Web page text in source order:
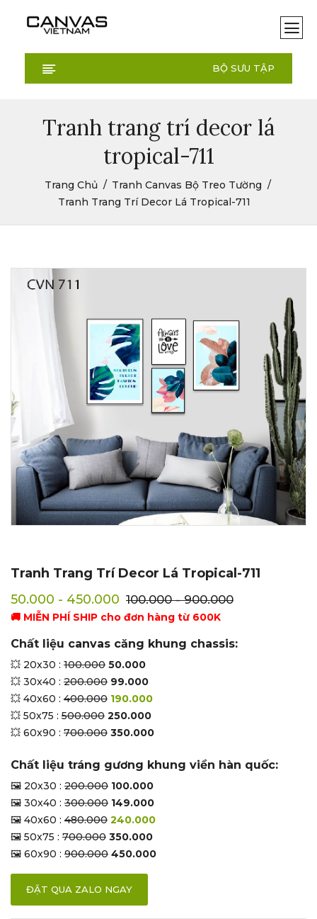
BỘ SƯU TẬP
Tranh trang trí decor lá
tropical-711
Trang Chủ
Tranh Canvas Bộ Treo Tường
Tranh Trang Trí Decor Lá Tropical-711
Tranh Trang Trí Decor Lá Tropical-711
50.000 - 450.000 100.000 - 900.000
🚚 MIỄN PHÍ SHIP cho đơn hàng từ 600K
Chất liệu canvas căng khung chassis:
💥 20x30 : 100.000 50.000
💥 30x40 : 200.000 99.000
💥 40x60 : 400.000 190.000
💥 50x75 : 500.000 250.000
💥 60x90 : 700.000 350.000
Chất liệu tráng gương khung viền hàn quốc:
🖼 20x30 : 200.000 100.000
🖼 30x40 : 300.000 149.000
🖼 40x60 : 480.000 240.000
🖼 50x75 : 700.000 350.000
🖼 60x90 : 900.000 450.000
ĐẶT QUA ZALO NGAY